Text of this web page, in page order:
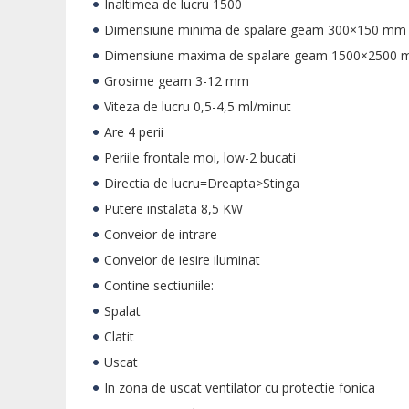
Inaltimea de lucru 1500
Dimensiune minima de spalare geam 300×150 mm
Dimensiune maxima de spalare geam 1500×2500
Grosime geam 3-12 mm
Viteza de lucru 0,5-4,5 ml/minut
Are 4 perii
Periile frontale moi, low-2 bucati
Directia de lucru=Dreapta>Stinga
Putere instalata 8,5 KW
Conveior de intrare
Conveior de iesire iluminat
Contine sectiuniile:
Spalat
Clatit
Uscat
In zona de uscat ventilator cu protectie fonica